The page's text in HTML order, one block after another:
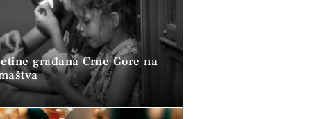
građana Crne Gore na